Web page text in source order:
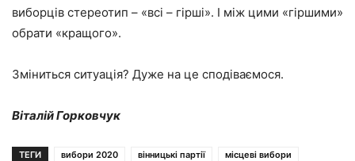
виборців стереотип – «всі – гірші». І між цими «гіршими»
обрати «кращого».
Зміниться ситуація? Дуже на це сподіваємося.
Віталій Горковчук
ТЕГИ вибори 2020 вінницькі партії
місцеві вибори